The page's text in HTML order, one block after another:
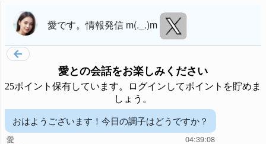
愛です。情報発信 m(._.)m
愛との会話をお楽しみください
25ポイント保有しています。ログインしてポイントを貯めま
しょう。
おはようございます！今日の調子はどうですか？
愛 04:39:08